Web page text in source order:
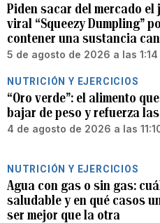
Piden sacar del mercado el
viral “Squeezy Dumpling”
contener una sustancia
5 de agosto de 2026 a las 1:14
NUTRICIÓN Y EJERCICIOS
“Oro verde”: el alimento
bajar de peso y refuerza
4 de agosto de 2026 a las
NUTRICIÓN Y EJERCICIOS
Agua con gas o sin gas:
saludable y en qué casos
ser mejor que la otra